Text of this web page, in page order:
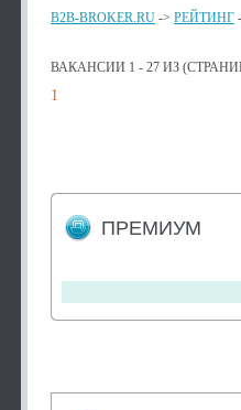
B2B-BROKER.RU -> РЕЙТИНГ
ВАКАНСИИ 1 - 27 ИЗ
1
ПРЕМИУМ